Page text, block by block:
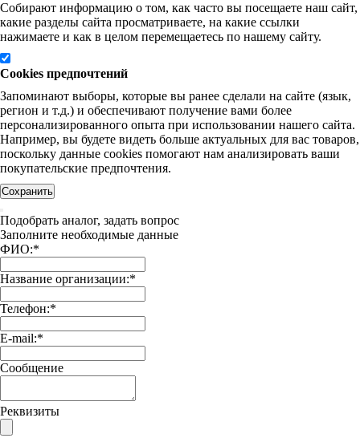
Собирают информацию о том, как часто вы посещаете наш сайт,
какие разделы сайта просматриваете, на какие ссылки
нажимаете и как в целом перемещаетесь по нашему сайту.
Cookies предпочтений
Запоминают выборы, которые вы ранее сделали на сайте (язык,
регион и т.д.) и обеспечивают получение вами более
персонализированного опыта при использовании нашего сайта.
Например, вы будете видеть больше актуальных для вас товаров,
поскольку данные cookies помогают нам анализировать ваши
покупательские предпочтения.
Сохранить
Подобрать аналог, задать вопрос
Заполните необходимые данные
ФИО:*
Название организации:*
Телефон:*
E-mail:*
Сообщение
Реквизиты